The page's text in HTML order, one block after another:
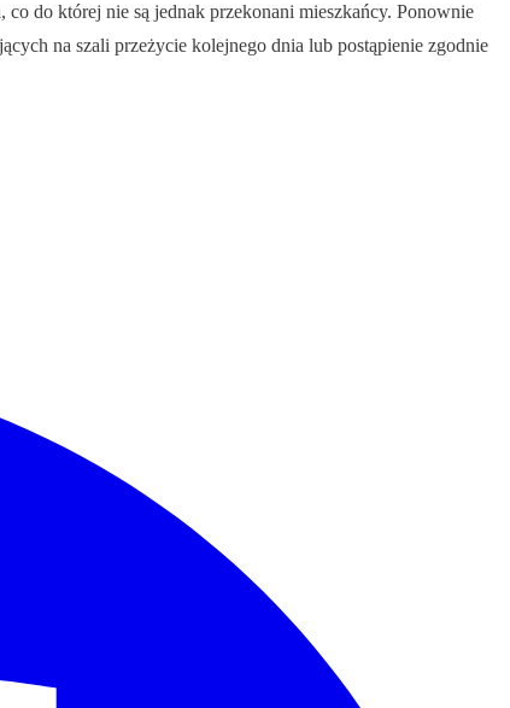
do której nie są jednak przekonani mieszkańcy. Ponownie
na szali przeżycie kolejnego dnia lub postąpienie zgodnie